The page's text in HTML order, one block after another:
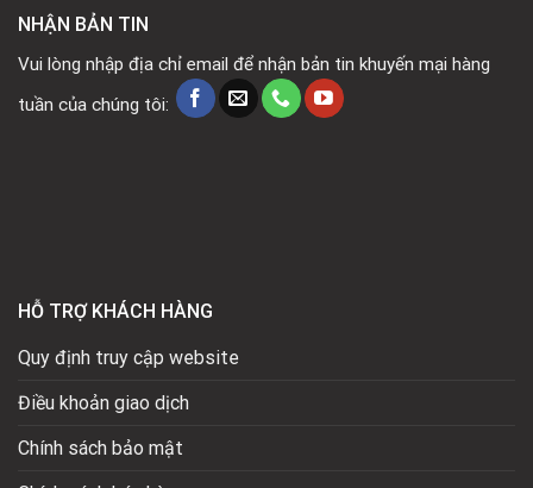
NHẬN BẢN TIN
Vui lòng nhập địa chỉ email để nhận bản tin khuyến mại hàng
tuần của chúng tôi:
HỖ TRỢ KHÁCH HÀNG
Quy định truy cập website
Điều khoản giao dịch
Chính sách bảo mật